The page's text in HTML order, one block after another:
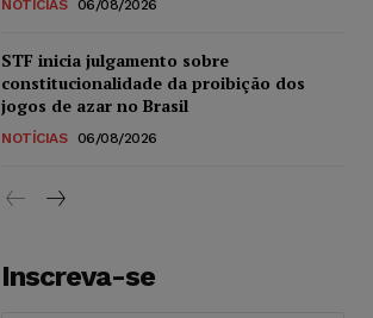
NOTÍCIAS 06/08/2026
STF inicia julgamento sobre
constitucionalidade da proibição dos
jogos de azar no Brasil
NOTÍCIAS 06/08/2026
Inscreva-se